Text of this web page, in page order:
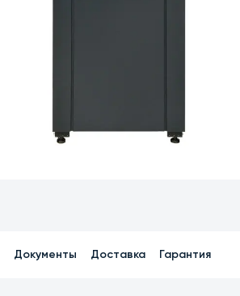
Документы Доставка Гарантия